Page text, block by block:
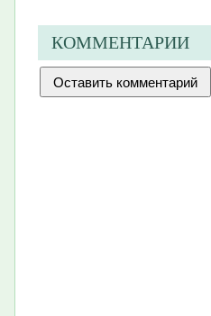
КОММЕНТАРИИ